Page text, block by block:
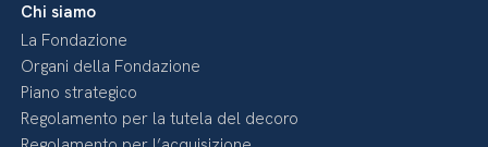
Chi siamo
La Fondazione
Organi della Fondazione
Piano strategico
Regolamento per la tutela del decoro